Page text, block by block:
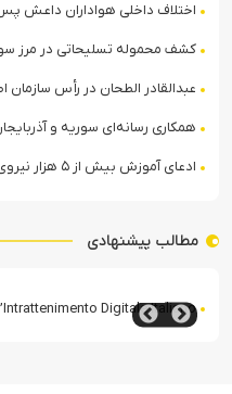
اختلاف داخلی هواداران داعش پس
کشف محموله تسلیحاتی در مرز
عبدالقادر الطحان در رأس سازمان اطلاعات
همکاری رسانه‌ای سوریه و
ادعای آموزش بیش از ۵ هزار نیروی سومالیایی با نظارت عربستان
مطالب پیشنهادی
Digitale Italiano